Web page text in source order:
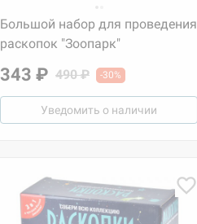
Большой набор для проведения
раскопок "Зоопарк"
343 ₽ 490 ₽ -30%
Уведомить о наличии